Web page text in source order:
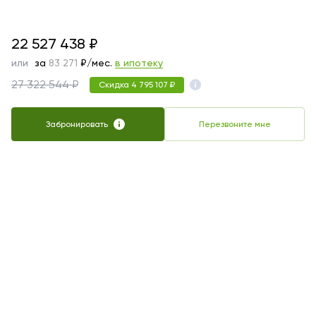
22527438
22 527 438 ₽
или за 117 103₽/мес.в ипотеку
27 322 544 ₽ Скидка 4 795 107 ₽
Забронировать Перезвоните мне